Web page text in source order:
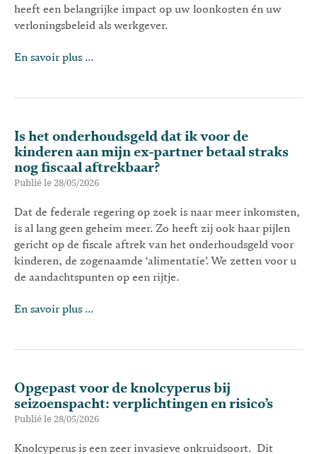
heeft een belangrijke impact op uw loonkosten én uw
verloningsbeleid als werkgever.
En savoir plus ...
Is het onderhoudsgeld dat ik voor de
kinderen aan mijn ex-partner betaal straks
nog fiscaal aftrekbaar?
Publié le 28/05/2026
Dat de federale regering op zoek is naar meer inkomsten,
is al lang geen geheim meer. Zo heeft zij ook haar pijlen
gericht op de fiscale aftrek van het onderhoudsgeld voor
kinderen, de zogenaamde ‘alimentatie’. We zetten voor u
de aandachtspunten op een rijtje.
En savoir plus ...
Opgepast voor de knolcyperus bij
seizoenspacht: verplichtingen en risico’s
Publié le 28/05/2026
Knolcyperus is een zeer invasieve onkruidsoort. Dit